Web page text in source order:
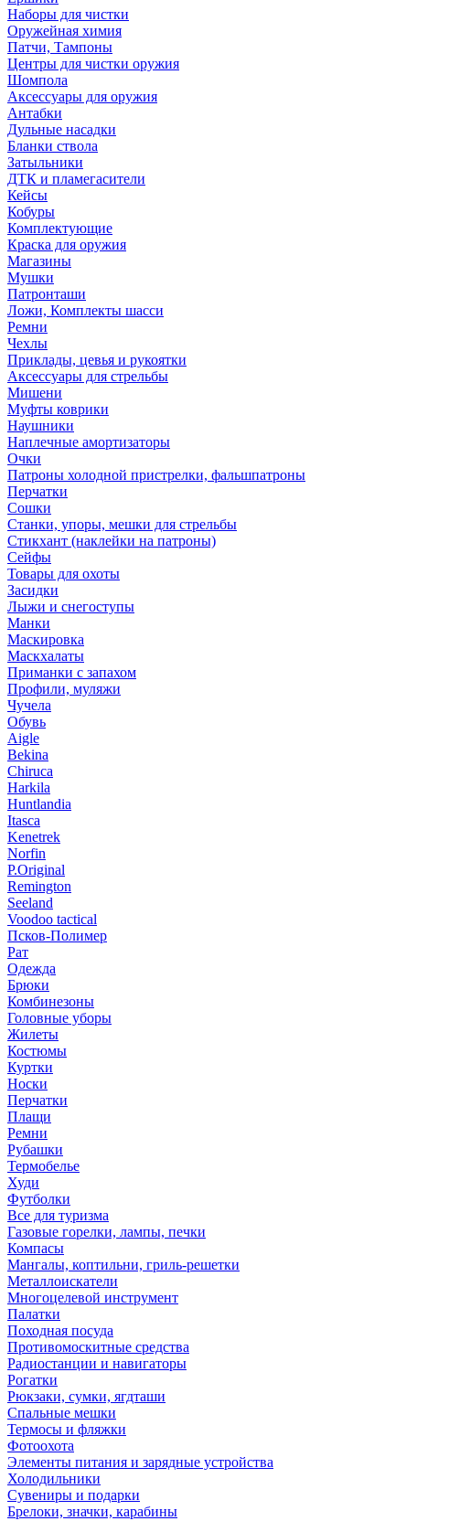
Наборы для чистки
Оружейная химия
Патчи, Тампоны
Центры для чистки оружия
Шомпола
Аксессуары для оружия
Антабки
Дульные насадки
Бланки ствола
Затыльники
ДТК и пламегасители
Кейсы
Кобуры
Комплектующие
Краска для оружия
Магазины
Мушки
Патронташи
Ложи, Комплекты шасси
Ремни
Чехлы
Приклады, цевья и рукоятки
Аксессуары для стрельбы
Мишени
Муфты коврики
Наушники
Наплечные амортизаторы
Очки
Патроны холодной пристрелки, фальшпатроны
Перчатки
Сошки
Станки, упоры, мешки для стрельбы
Стикхант (наклейки на патроны)
Сейфы
Товары для охоты
Засидки
Лыжи и снегоступы
Манки
Маскировка
Маскхалаты
Приманки с запахом
Профили, муляжи
Чучела
Обувь
Aigle
Bekina
Chiruсa
Harkila
Huntlandia
Itasca
Kenetrek
Norfin
P.Original
Remington
Seeland
Voodoo tactical
Псков-Полимер
Рат
Одежда
Брюки
Комбинезоны
Головные уборы
Жилеты
Костюмы
Куртки
Носки
Перчатки
Плащи
Ремни
Рубашки
Термобелье
Худи
Футболки
Все для туризма
Газовые горелки, лампы, печки
Компасы
Мангалы, коптильни, гриль-решетки
Металлоискатели
Многоцелевой инструмент
Палатки
Походная посуда
Противомоскитные средства
Радиостанции и навигаторы
Рогатки
Рюкзаки, сумки, ягдташи
Спальные мешки
Термосы и фляжки
Фотоохота
Элементы питания и зарядные устройства
Холодильники
Сувениры и подарки
Брелоки, значки, карабины